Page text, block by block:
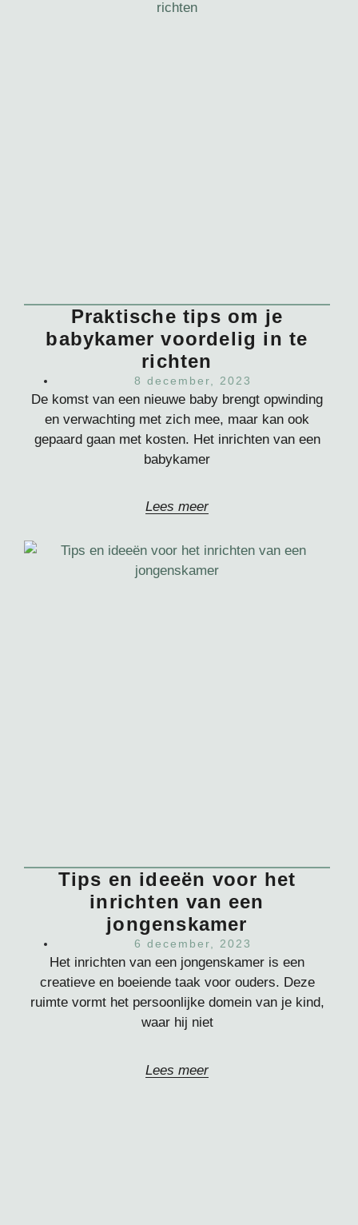
Praktische tips om je
babykamer voordelig in te
richten
8 december, 2023
De komst van een nieuwe baby brengt opwinding
en verwachting met zich mee, maar kan ook
gepaard gaan met kosten. Het inrichten van een
babykamer
Lees meer
Tips en ideeën voor het
inrichten van een
jongenskamer
6 december, 2023
Het inrichten van een jongenskamer is een
creatieve en boeiende taak voor ouders. Deze
ruimte vormt het persoonlijke domein van je kind,
waar hij niet
Lees meer